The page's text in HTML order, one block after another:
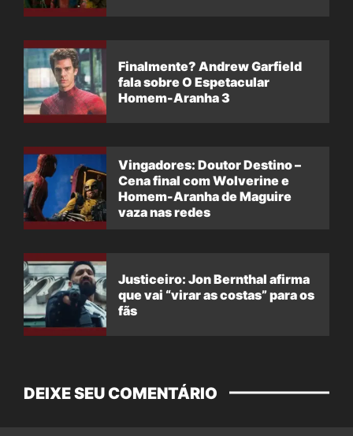
Finalmente? Andrew Garfield
fala sobre O Espetacular
Homem-Aranha 3
Vingadores: Doutor Destino –
Cena final com Wolverine e
Homem-Aranha de Maguire
vaza nas redes
Justiceiro: Jon Bernthal afirma
que vai “virar as costas” para os
fãs
DEIXE SEU COMENTÁRIO